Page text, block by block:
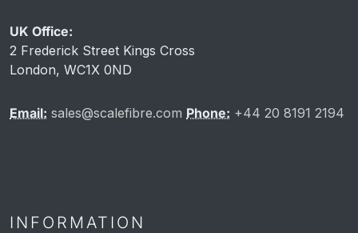
UK Office:
2 Frederick Street Kings Cross
London, WC1X 0ND
Email: sales@scalefibre.com Phone: +44 20 8191 2194
INFORMATION